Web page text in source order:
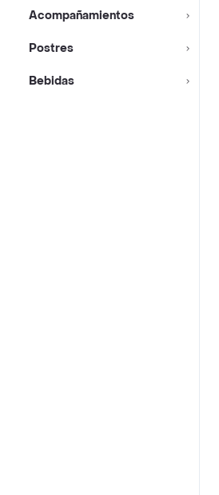
Acompañamientos
Postres
Bebidas